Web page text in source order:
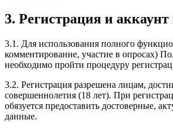
3. Регистрация и аккаунт
3.1. Для использования полного
комментирование, участие в опросах)
необходимо пройти процедуру
3.2. Регистрация разрешена лицам,
совершеннолетия (18 лет). При
обязуется предоставить достоверные,
данные.